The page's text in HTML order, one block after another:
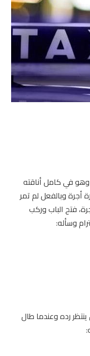
في كامل أناقته
أجرة وبالفعل لم تمر
فتح الباب وركب
وسأله:
رده وعندما طال